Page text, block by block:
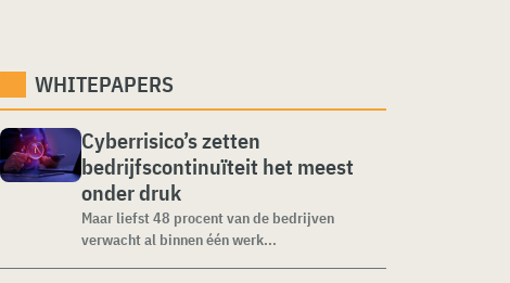
WHITEPAPERS
Cyberrisico’s zetten
bedrijfscontinuïteit het meest
onder druk
Maar liefst 48 procent van de bedrijven
verwacht al binnen één werk...